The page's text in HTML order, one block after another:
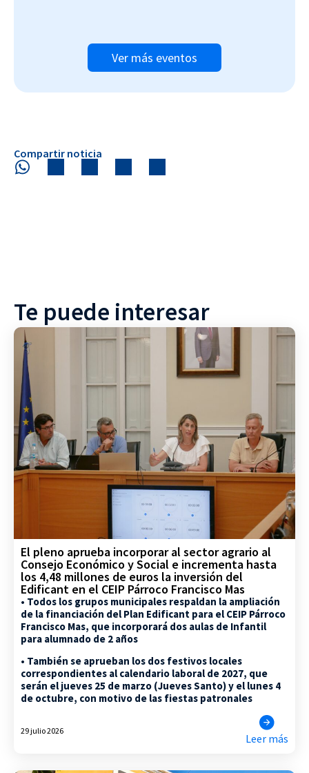
Ver más eventos
Compartir noticia
Te puede interesar
El pleno aprueba incorporar al sector agrario al
Consejo Económico y Social e incrementa hasta
los 4,48 millones de euros la inversión del
Edificant en el CEIP Párroco Francisco Mas
• Todos los grupos municipales respaldan la ampliación
de la financiación del Plan Edificant para el CEIP Párroco
Francisco Mas, que incorporará dos aulas de Infantil
para alumnado de 2 años
• También se aprueban los dos festivos locales
correspondientes al calendario laboral de 2027, que
serán el jueves 25 de marzo (Jueves Santo) y el lunes 4
de octubre, con motivo de las fiestas patronales
29 julio 2026
Leer más